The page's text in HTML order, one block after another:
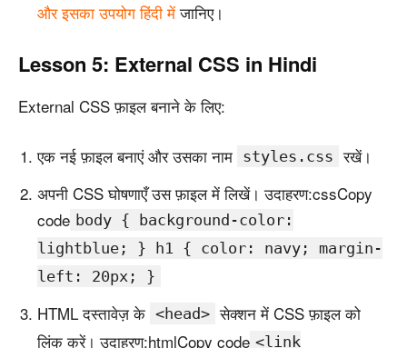
और इसका उपयोग हिंदी मेंजानिए।
Lesson 5: External CSS in Hindi
External CSS फ़ाइल बनाने के लिए:
एक नई फ़ाइल बनाएं और उसका नाम styles.css रखें।
अपनी CSS घोषणाएँ उस फ़ाइल में लिखें। उदाहरण:cssCopy
code body { background-color:
lightblue; } h1 { color: navy; margin-
left: 20px; }
HTML दस्तावेज़ के <head> सेक्शन में CSS फ़ाइल को
लिंक करें। उदाहरण:htmlCopy code <link